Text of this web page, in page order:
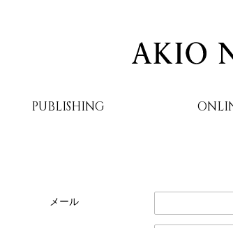
PUBLISHING
メール